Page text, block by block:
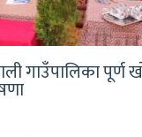
गाउँपालिका पूर्ण